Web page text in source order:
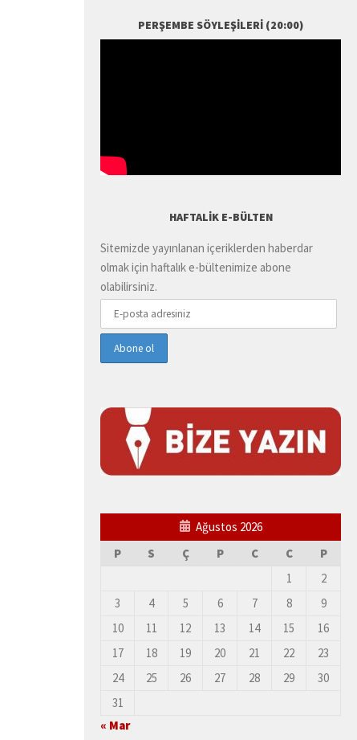
PERŞEMBE SÖYLEŞILERI (20:00)
HAFTALIK E-BÜLTEN
Sitemizde yayınlanan içeriklerden haberdar
olmak için haftalık e-bültenimize abone
olabilirsiniz.
Ağustos 2026
P
S Ç P C C
P
1
2
3
4 5 6 7 8
9
10
11 12 13 14 15
16
17
18 19 20 21 22
23
24
25 26 27 28 29
30
31
« Mar